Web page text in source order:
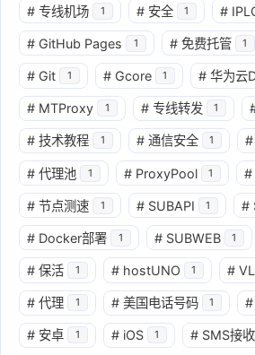
# 专线机场 1 # 安全 1 #
# GitHub Pages 1 # 免费托管 1
# Git 1 # Gcore 1 # 华为云
# MTProxy 1 # 专线转发 1
# 技术教程 1 # 通信安全 1 #
# 代理池 1 # ProxyPool 1 #
# 节点测速 1 # SUBAPI 1 #
# Docker部署 1 # SUBWEB 1
# 保活 1 # hostUNO 1 #
# 代理 1 # 美国电话号码 1 #
# 安卓 1 # iOS 1 # SMS接收